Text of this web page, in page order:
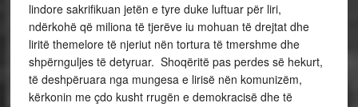
lindore sakrifikuan jetën e tyre duke luftuar për liri,
ndërkohë që miliona të tjerëve iu mohuan të drejtat dhe
liritë themelore të njeriut nën tortura të tmershme dhe
shpërnguljes të detyruar. Shoqëritë pas perdes së hekurt,
të deshpëruara nga mungesa e lirisë nën komunizëm,
kërkonin me çdo kusht rrugën e demokracisë dhe të